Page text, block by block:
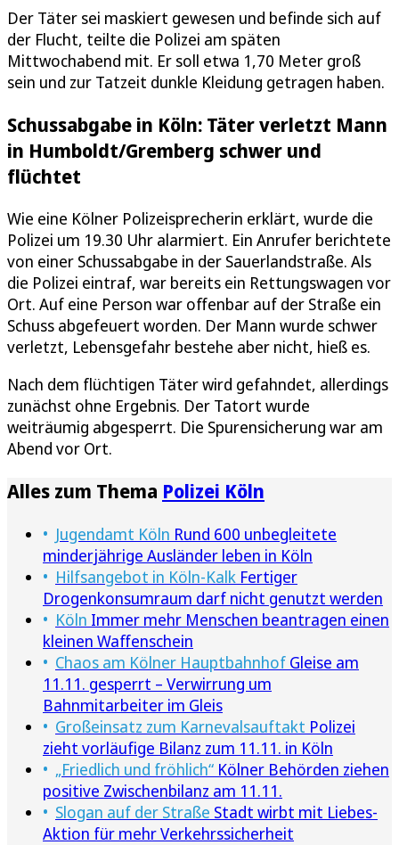
Der Täter sei maskiert gewesen und befinde sich auf
der Flucht, teilte die Polizei am späten
Mittwochabend mit. Er soll etwa 1,70 Meter groß
sein und zur Tatzeit dunkle Kleidung getragen haben.
Schussabgabe in Köln: Täter verletzt Mann
in Humboldt/Gremberg schwer und
flüchtet
Wie eine Kölner Polizeisprecherin erklärt, wurde die
Polizei um 19.30 Uhr alarmiert. Ein Anrufer berichtete
von einer Schussabgabe in der Sauerlandstraße. Als
die Polizei eintraf, war bereits ein Rettungswagen vor
Ort. Auf eine Person war offenbar auf der Straße ein
Schuss abgefeuert worden. Der Mann wurde schwer
verletzt, Lebensgefahr bestehe aber nicht, hieß es.
Nach dem flüchtigen Täter wird gefahndet, allerdings
zunächst ohne Ergebnis. Der Tatort wurde
weiträumig abgesperrt. Die Spurensicherung war am
Abend vor Ort.
Alles zum Thema Polizei Köln
Jugendamt Köln Rund 600 unbegleitete
minderjährige Ausländer leben in Köln
Hilfsangebot in Köln-Kalk Fertiger
Drogenkonsumraum darf nicht genutzt werden
Köln Immer mehr Menschen beantragen einen
kleinen Waffenschein
Chaos am Kölner Hauptbahnhof Gleise am
11.11. gesperrt – Verwirrung um
Bahnmitarbeiter im Gleis
Großeinsatz zum Karnevalsauftakt Polizei
zieht vorläufige Bilanz zum 11.11. in Köln
„Friedlich und fröhlich“ Kölner Behörden ziehen
positive Zwischenbilanz am 11.11.
Slogan auf der Straße Stadt wirbt mit Liebes-
Aktion für mehr Verkehrssicherheit